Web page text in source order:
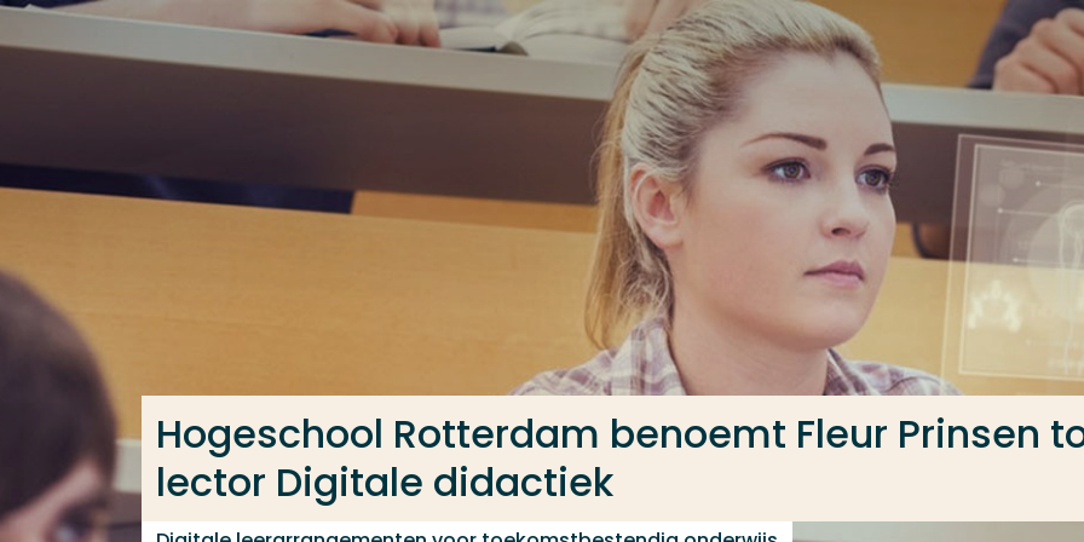
Ga direct naar de content
Hogeschool Rotterdam benoemt Fleur Prinsen
lector Digitale didactiek
Veel gezocht